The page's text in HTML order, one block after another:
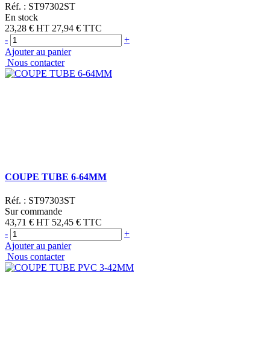
Réf. : ST97302ST
En stock
23,28 € HT 27,94 € TTC
-
+
Ajouter au panier
Nous contacter
COUPE TUBE 6-64MM
Réf. : ST97303ST
Sur commande
43,71 € HT 52,45 € TTC
-
+
Ajouter au panier
Nous contacter